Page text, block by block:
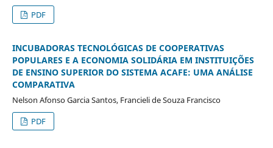
PDF
INCUBADORAS TECNOLÓGICAS DE COOPERATIVAS
POPULARES E A ECONOMIA SOLIDÁRIA EM INSTITUIÇÕES
DE ENSINO SUPERIOR DO SISTEMA ACAFE: UMA ANÁLISE
COMPARATIVA
Nelson Afonso Garcia Santos, Francieli de Souza Francisco
PDF